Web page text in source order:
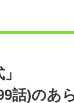
話)のあ